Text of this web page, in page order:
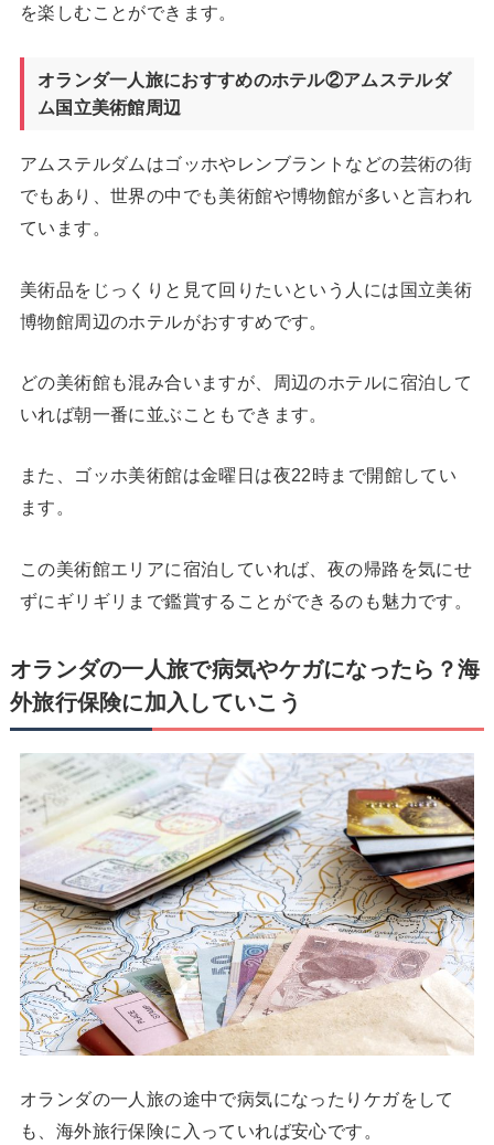
を楽しむことができます。
オランダ一人旅におすすめのホテル②アムステルダ
ム国立美術館周辺
アムステルダムはゴッホやレンブラントなどの芸術の街
でもあり、世界の中でも美術館や博物館が多いと言われ
ています。
美術品をじっくりと見て回りたいという人には国立美術
博物館周辺のホテルがおすすめです。
どの美術館も混み合いますが、周辺のホテルに宿泊して
いれば朝一番に並ぶこともできます。
また、ゴッホ美術館は金曜日は夜22時まで開館してい
ます。
この美術館エリアに宿泊していれば、夜の帰路を気にせ
ずにギリギリまで鑑賞することができるのも魅力です。
オランダの一人旅で病気やケガになったら？海
外旅行保険に加入していこう
オランダの一人旅の途中で病気になったりケガをして
も、海外旅行保険に入っていれば安心です。